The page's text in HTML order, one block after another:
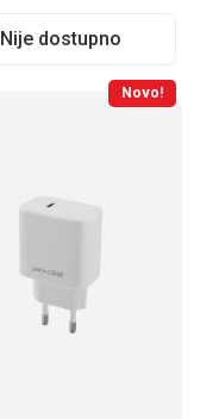
Nije dostupno
Novo!